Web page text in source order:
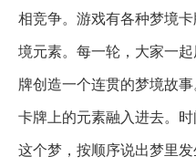
相竞争。游戏有各种梦境
境元素。每一轮，大家一
牌创造一个连贯的梦境故
卡牌上的元素融入进去。
这个梦，按顺序说出梦里